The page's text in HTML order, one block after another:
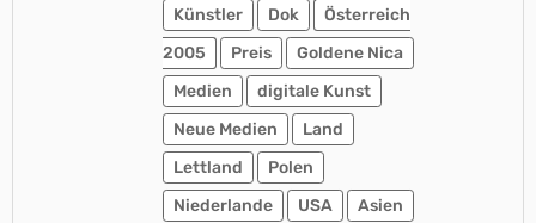
Künstler Dok
Österreich
2005
Preis
Goldene Nica
Medien
digitale Kunst
Neue Medien
Land
Lettland
Polen
Niederlande
USA
Asien